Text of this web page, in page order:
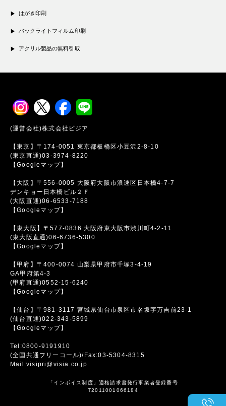
はがき印刷
バックライトフィルム印刷
アクリル製品の無料引取
(運営会社)株式会社ビジア
【東京】〒174-0051 東京都板橋区小豆沢2-8-10
(東京直通)03-3974-8220
【Googleマップ】
【大阪】〒556-0005 大阪府大阪市浪速区日本橋4-7-7
デンキョー日本橋ビル２Ｆ
(大阪直通)06-6533-7188
【Googleマップ】
【東大阪】〒577-0836 大阪府東大阪市渋川町4-2-11
(東大阪直通)06-6736-5300
【Googleマップ】
【甲府】〒400-0074 山梨県甲府市千塚3-4-19
GA甲府第4-3
(甲府直通)0552-15-6240
【Googleマップ】
【仙台】〒981-3117 宮城県仙台市泉区市名坂字万吉前23-1
(仙台直通)022-343-5899
【Googleマップ】
Tel:0800-9191910
(全国共通フリーコール)/Fax:03-5304-8315
Mail:visipri@visia.co.jp
「インボイス制度」適格請求書発行事業者登録番号
T2011001066184